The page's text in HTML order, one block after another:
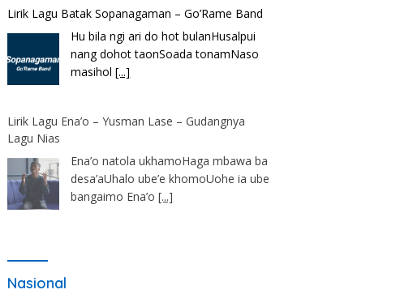
Lirik Lagu Batak Sopanagaman – Go’Rame Band
Hu bila ngi ari do hot bulanHusalpui
nang dohot taonSoada tonamNaso
masihol[...]
Lirik Lagu Ena’o – Yusman Lase – Gudangnya
Lagu Nias
Ena’o natola ukhamoHaga mbawa ba
desa’aUhalo ube’e khomoUohe ia ube
bangaimo Ena’o[...]
Nasional